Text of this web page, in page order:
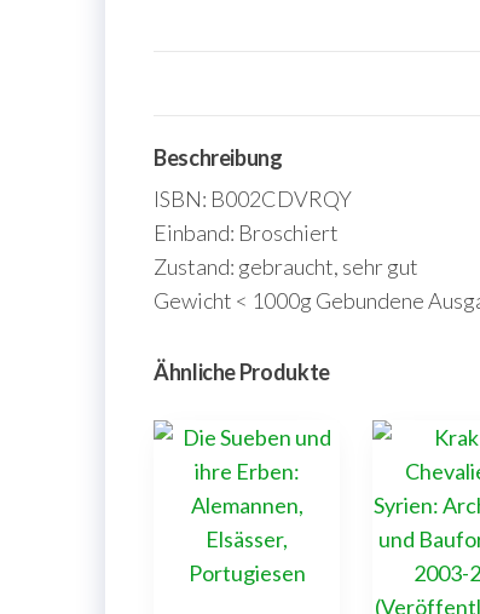
Beschreibung
ISBN: B002CDVRQY
Einband: Broschiert
Zustand: gebraucht, sehr gut
Gewicht < 1000g Gebundene
Ähnliche Produkte